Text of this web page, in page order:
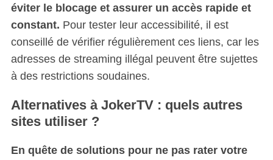
éviter le blocage et assurer un accès rapide et
constant. Pour tester leur accessibilité, il est
conseillé de vérifier régulièrement ces liens, car les
adresses de streaming illégal peuvent être sujettes
à des restrictions soudaines.
Alternatives à JokerTV : quels autres
sites utiliser ?
En quête de solutions pour ne pas rater votre